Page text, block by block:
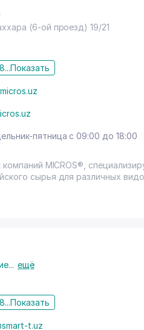
(6-ой проезд) 19/21
Показать
пятница с 09:00 до 18:00
компаний MICROS®,
сырья для различных
... ещё
Показать
t.uz